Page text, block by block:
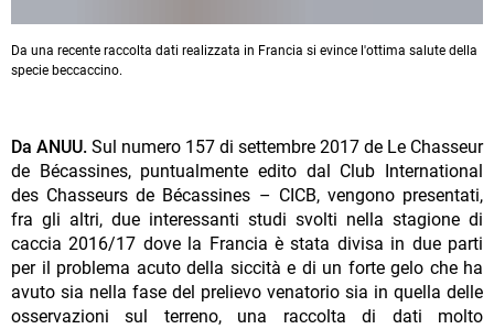
Da una recente raccolta dati realizzata in Francia si evince l'ottima salute della
specie beccaccino.
Da ANUU. Sul numero 157 di settembre 2017 de Le Chasseur
de Bécassines, puntualmente edito dal Club International
des Chasseurs de Bécassines – CICB, vengono presentati,
fra gli altri, due interessanti studi svolti nella stagione di
caccia 2016/17 dove la Francia è stata divisa in due parti
per il problema acuto della siccità e di un forte gelo che ha
avuto sia nella fase del prelievo venatorio sia in quella delle
osservazioni sul terreno, una raccolta di dati molto